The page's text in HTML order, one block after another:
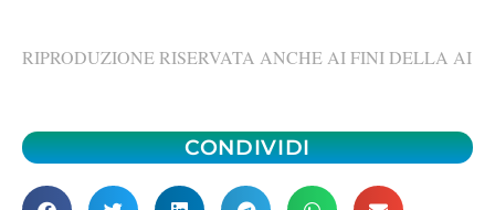
RIPRODUZIONE RISERVATA ANCHE AI FINI DELLA AI
CONDIVIDI